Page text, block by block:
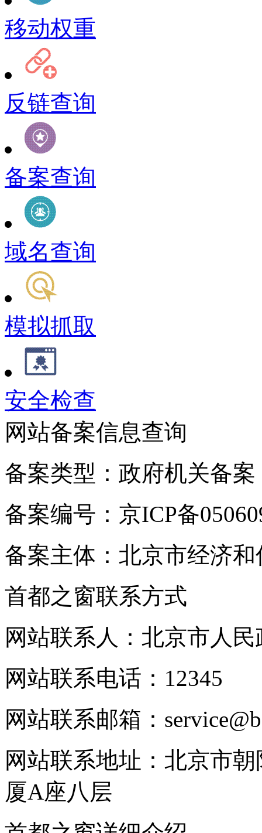
移动权重
反链查询
备案查询
域名查询
模拟抓取
安全检查
网站备案信息查询
备案类型：政府机关备案
备案编号：京ICP备
备案主体：北京市经济
首都之窗联系方式
网站联系人：北京市人
网站联系电话：12345
网站联系邮箱：
网站联系地址：北京市
厦A座八层